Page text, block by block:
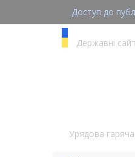
Доступ до
Державні
Урядова гаряча